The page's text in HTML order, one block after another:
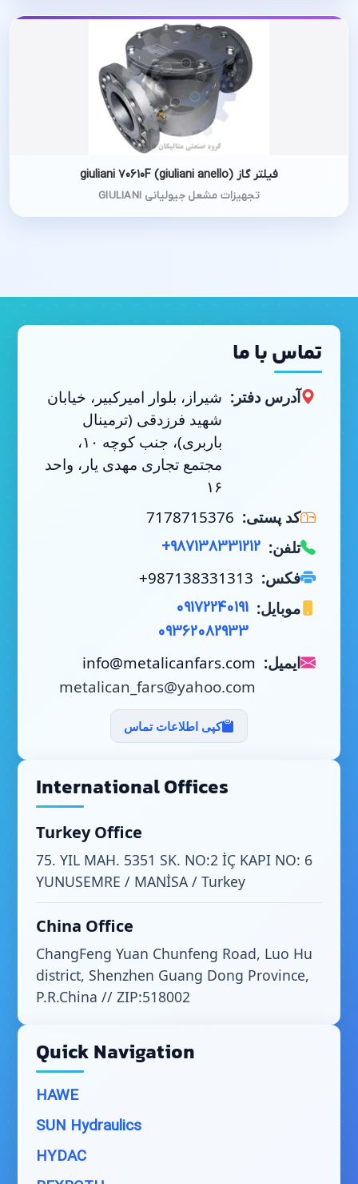
فیلتر گاز giuliani 70610F (giuliani anello)
تجهیزات مشعل جیولیانی GIULIANI
تماس با ما
آدرس دفتر: شیراز، بلوار امیرکبیر، خیابان
شهید فرزدقی (ترمینال
باربری)، جنب کوچه ۱۰،
مجتمع تجاری مهدی یار، واحد
۱۶
کد پستی: 7178715376
تلفن: +987138331212
فکس: +987138331313
موبایل: 09172240191
09362082933
ایمیل: info@metalicanfars.com
metalican_fars@yahoo.com
کپی اطلاعات تماس
International Offices
Turkey Office
75. YIL MAH. 5351 SK. NO:2 İÇ KAPI NO: 6
YUNUSEMRE / MANİSA / Turkey
China Office
ChangFeng Yuan Chunfeng Road, Luo Hu
district, Shenzhen Guang Dong Province,
P.R.China // ZIP:518002
Quick Navigation
HAWE
SUN Hydraulics
HYDAC